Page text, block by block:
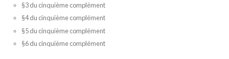
§3 du cinquième complément
§4 du cinquième complément
§5 du cinquième complément
§6 du cinquième complément